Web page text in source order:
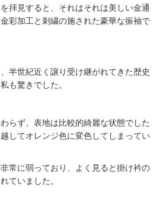
拝見すると、それはそれは美しい金通
彩加工と刺繍の施された豪華な振袖で
半世紀近く譲り受け継がれてきた歴史
も驚きでした。
らず、表地は比較的綺麗な状態でした
してオレンジ色に変色してしまってい
常に弱っており、よく見ると掛け衿の
ていました。